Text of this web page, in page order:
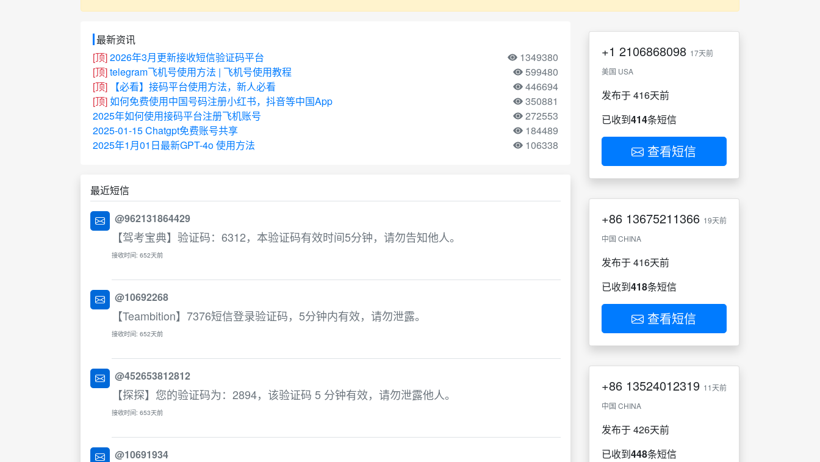
最新资讯
[顶]2026年3月更新接收短信验证码平台
1349380
[顶]telegram飞机号使用方法 | 飞机号使用教程
599480
[顶]
【必看】接码平台使用方法，新人必看
446694
[顶]如何免费使用中国号码注册小红书，抖音等中国App
350881
2025年如何使用接码平台注册飞机账号
272553
2025-01-15 Chatgpt免费账号共享
184489
2025年1月01日最新GPT-4o 使用方法
106338
最近短信
@962131864429
【驾考宝典】验证码：6312，本验证码有效时间5分钟，请勿告知他人。
接收时间: 652天前
@10692268
【Teambition】7376短信登录验证码，5分钟内有效，请勿泄露。
接收时间: 652天前
@452653812812
【探探】您的验证码为：2894，该验证码 5 分钟有效，请勿泄露他人。
接收时间: 653天前
@10691934
+1 2106868098 17天前
美国 USA
发布于 416天前
已收到414条短信
查看短信
+86 13675211366 19天前
中国 CHINA
发布于 416天前
已收到418条短信
查看短信
+86 13524012319 11天前
中国 CHINA
发布于 426天前
已收到448条短信